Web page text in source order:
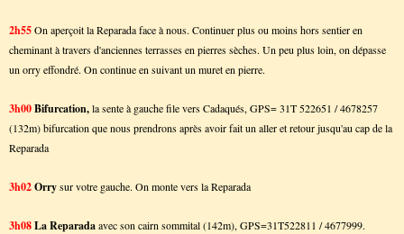
2h55On aperçoit la Reparada face à nous. Continuer plus ou moins hors sentier en
cheminant à travers d'anciennes terrasses en pierres sèches. Un peu plus loin, on dépasse
un orry effondré. On continue en suivant un muret en pierre.
3h00Bifurcation,la sente à gauche file vers Cadaqués, GPS= 31T 522651 / 4678257
(132m) bifurcation que nous prendrons après avoir fait un aller et retour jusqu'au cap de la
Reparada
3h02Orrysur votre gauche. On monte vers la Reparada
3h08La Reparadaavec son cairn sommital (142m), GPS=31T522811 / 4677999.